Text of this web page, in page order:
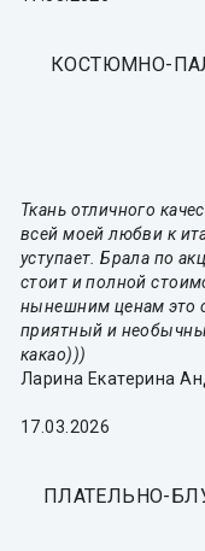
КОСТЮМНО-
Ткань отличного
всей моей любви к
уступает. Брала по
стоит и полной
нынешним ценам это
приятный и
какао)))
Ларина Екатерина
17.03.2026
ПЛАТЕЛЬНО-